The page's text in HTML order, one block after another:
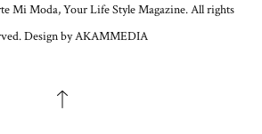
Mi Moda, Your Life Style Magazine. All rights
Design by AKAMMEDIA